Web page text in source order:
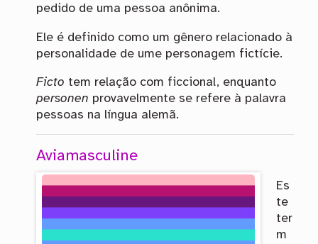
pedido de uma pessoa anônima.
Ele é definido como um gênero relacionado à
personalidade de ume personagem fictície.
Ficto tem relação com ficcional, enquanto
personen provavelmente se refere à palavra
pessoas na língua alemã.
Aviamasculine
Es
te
ter
m